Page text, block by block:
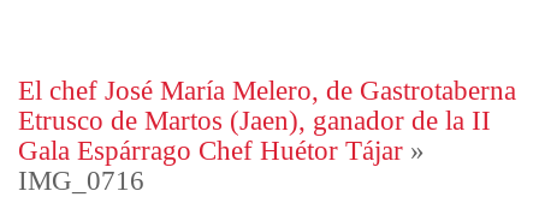
El chef José María Melero, de Gastrotaberna
Etrusco de Martos (Jaen), ganador de la II
Gala Espárrago Chef Huétor Tájar »
IMG_0716